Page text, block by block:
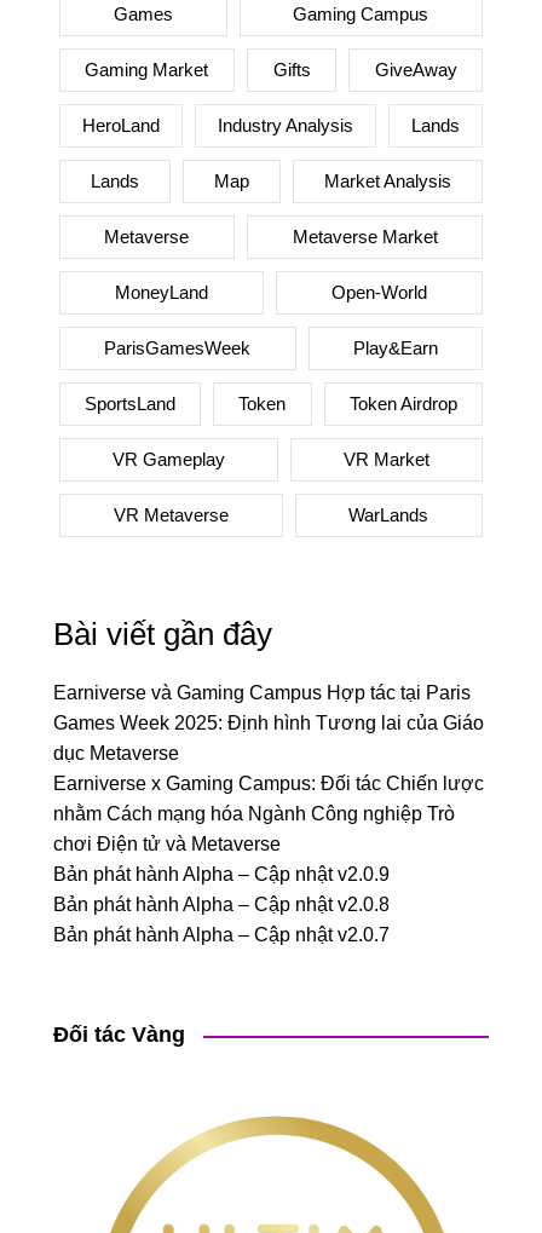
Games Gaming Campus
Gaming Market Gifts GiveAway
HeroLand Industry Analysis Lands
Lands Map Market Analysis
Metaverse Metaverse Market
MoneyLand Open-World
ParisGamesWeek Play&Earn
SportsLand Token Token Airdrop
VR Gameplay VR Market
VR Metaverse WarLands
Bài viết gần đây
Earniverse và Gaming Campus Hợp tác tại Paris
Games Week 2025: Định hình Tương lai của Giáo
dục Metaverse
Earniverse x Gaming Campus: Đối tác Chiến lược
nhằm Cách mạng hóa Ngành Công nghiệp Trò
chơi Điện tử và Metaverse
Bản phát hành Alpha – Cập nhật v2.0.9
Bản phát hành Alpha – Cập nhật v2.0.8
Bản phát hành Alpha – Cập nhật v2.0.7
Đối tác Vàng